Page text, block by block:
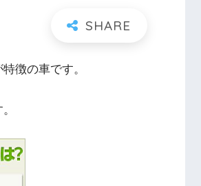
徴の車です。